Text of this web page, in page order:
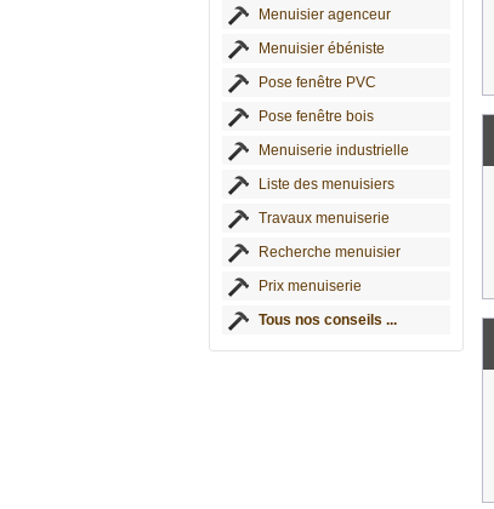
Menuisier agenceur
Menuisier ébéniste
Pose fenêtre PVC
Pose fenêtre bois
Menuiserie industrielle
Liste des menuisiers
Travaux menuiserie
Recherche menuisier
Prix menuiserie
Tous nos conseils ...